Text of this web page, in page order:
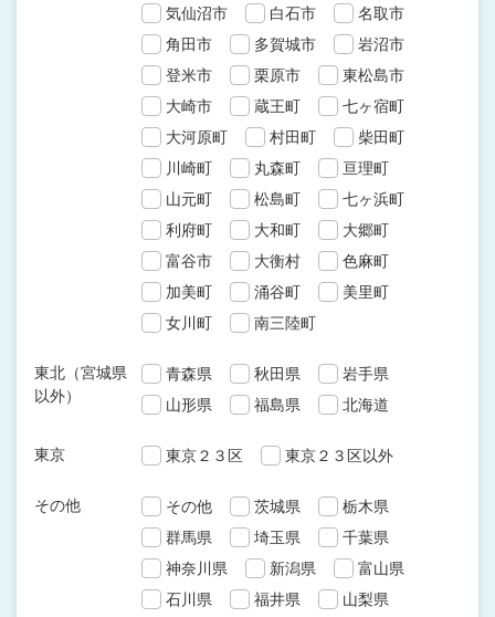
気仙沼市
白石市
名取市
角田市
多賀城市
岩沼市
登米市
栗原市
東松島市
大崎市
蔵王町
七ヶ宿町
大河原町
村田町
柴田町
川崎町
丸森町
亘理町
山元町
松島町
七ヶ浜町
利府町
大和町
大郷町
富谷市
大衡村
色麻町
加美町
涌谷町
美里町
女川町
南三陸町
東北（宮城県
以外）
青森県 秋田県
岩手県
山形県
福島県 北海道
東京 東京２３区 東京２３区以外
その他 その他 茨城県
栃木県
群馬県
埼玉県
千葉県
神奈川県
新潟県
富山県
石川県
福井県
山梨県